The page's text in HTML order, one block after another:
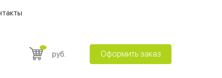
руб. Оформить заказ